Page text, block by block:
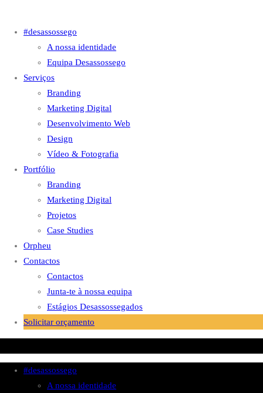
#desassossego
A nossa identidade
Equipa Desassossego
Serviços
Branding
Marketing Digital
Desenvolvimento Web
Design
Vídeo & Fotografia
Portfólio
Branding
Marketing Digital
Projetos
Case Studies
Orpheu
Contactos
Contactos
Junta-te à nossa equipa
Estágios Desassossegados
Solicitar orçamento
#desassossego
A nossa identidade